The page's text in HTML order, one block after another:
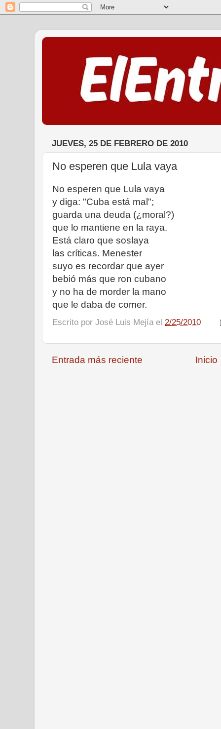
JUEVES, 25 DE FEBRERO DE 2010
No esperen que Lula vaya
No esperen que Lula vaya
y diga: "Cuba está mal";
guarda una deuda (¿moral?)
que lo mantiene en la raya.
Está claro que soslaya
las críticas. Menester
suyo es recordar que ayer
bebió más que ron cubano
y no ha de morder la mano
que le daba de comer.
Escrito por José Luis Mejía el 2/25/2010
Entrada más reciente Inicio